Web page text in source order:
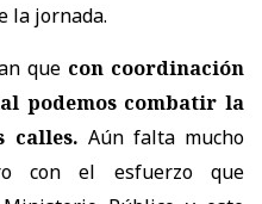
la jornada.
que con coordinación
podemos combatir la
calles. Aún falta mucho
con el esfuerzo que